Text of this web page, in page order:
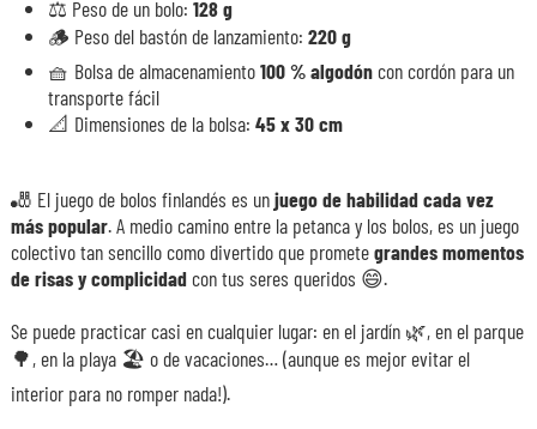
⚖️ Peso de un bolo: 128 g
🪵 Peso del bastón de lanzamiento: 220 g
🧺 Bolsa de almacenamiento100 % algodóncon cordón para un
transporte fácil
📐 Dimensiones de la bolsa: 45 x 30 cm
🎳 El juego de bolos finlandés es unjuego de habilidad cada vez
más popular. A medio camino entre la petanca y los bolos, es un juego
colectivo tan sencillo como divertido que prometegrandes momentos
de risas y complicidadcon tus seres queridos 😄.
Se puede practicar casi en cualquier lugar: en el jardín 🌿, en el parque
🌳, en la playa 🏖️ o de vacaciones… (aunque es mejor evitar el
interior para no romper nada!).